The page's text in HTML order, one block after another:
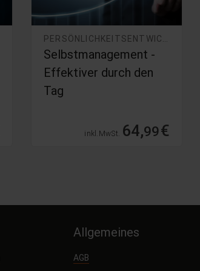
Selbstmanagement -
Effektiver durch den
Tag
inkl. MwSt. 64,99€
Allgemeines
AGB